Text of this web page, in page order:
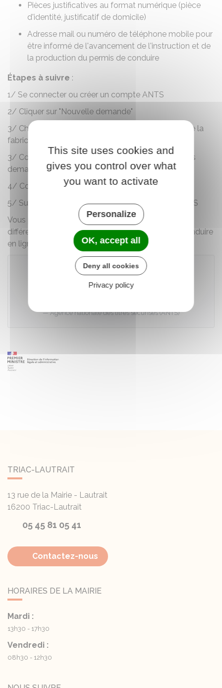
Pièces justificatives au format numérique (pièce
d'identité, justificatif de domicile)
Adresse mail ou numéro de téléphone mobile pour
être informé de l'avancement de l'instruction et de
la production du permis de conduire
Étapes à suivre :
1/ Se connecter ou créer un compte ANTS
2/ Cliquer sur "Nouvelle demande"
3/ Choisir le motif de votre demande : "Je demande la
fabrication d'un titre de permis de conduire"
3/ Compléter les rubriques et ajouter les justificatifs
demandés
4/ Confirmer la démarche
5/ Suivre son avancement dans votre espace ANTS
Vous pouvez aussi consulter unevidéo
différentes étapes de la demande de permis de conduire
en ligne
Accéder au téléservice
Agence nationale des titres sécurisés (ANTS)
TRIAC-LAUTRAIT
13 rue de la Mairie - Lautrait
16200 Triac-Lautrait
05 45 81 05 41
Contactez-nous
HORAIRES DE LA MAIRIE
Mardi :
13h30 - 17h30
Vendredi :
08h30 - 12h30
This site uses cookies and
gives you control over what
you want to activate
Personalize
OK, accept all
Deny all cookies
Privacy policy